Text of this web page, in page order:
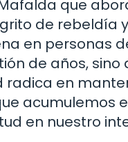
que
de rebeldía
en personas
de años,
en
acumulemos
en nuestro